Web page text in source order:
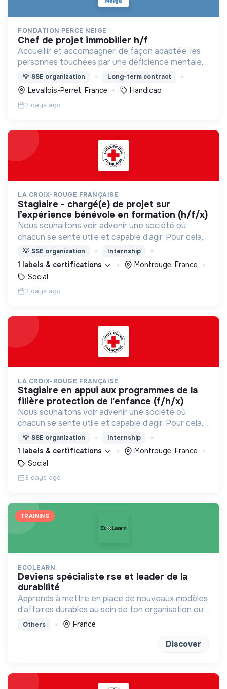
FONDATION PERCE NEIGE
chef de projet immobilier h/f
Accueillir et accompagner, de façon adaptée, les
personnes touchées par une déficience mentale,
un handicap physique ou psychique
💡 SSE organization Long-term contract
Levallois-Perret, France Handicap
2 days ago
LA CROIX-ROUGE FRANÇAISE
stagiaire - chargé(e) de projet sur
l’expérience bénévole en formation (h/f/x)
Nous souhaitons voir advenir une société où
chacun se sente utile et capable d’agir. Pour cela,
nous proposons des moyens et des lieux
d’engagement innovants et adaptés à tous.
💡 SSE organization Internship
1 labels & certifications
Montrouge, France
Social
2 days ago
LA CROIX-ROUGE FRANÇAISE
stagiaire en appui aux programmes de la
filière protection de l'enfance (f/h/x)
Nous souhaitons voir advenir une société où
chacun se sente utile et capable d’agir. Pour cela,
nous proposons des moyens et des lieux
d’engagement innovants et adaptés à tous.
💡 SSE organization Internship
1 labels & certifications
Montrouge, France
Social
3 days ago
TRAINING
ECOLEARN
deviens spécialiste rse et leader de la
durabilité
Apprends à mettre en place de nouveaux modèles
d'affaires durables au sein de ton organisation ou
chez un client
Others France
Discover